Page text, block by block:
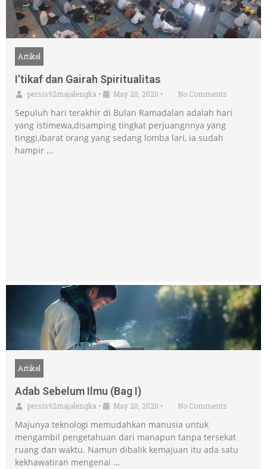
Artikel
I’tikaf dan Gairah Spiritualitas
persis92majalengka • May 20, 2020 • No Comments
Sepuluh hari terakhir di Bulan Ramadalan adalah hari
yang istimewa,disamping tingkat perjuangnnya yang
tinggi,ibarat orang yang sedang lomba lari, ia sudah
hampir …
Artikel
Adab Sebelum Ilmu (Bag I)
persis92majalengka • May 20, 2020 • No Comments
Majunya teknologi memudahkan manusia untuk
mengambil pengetahuan dari manapun tanpa tersekat
ruang dan waktu. Namun dibalik kemajuan itu ada satu
kekhawatiran mengenai …